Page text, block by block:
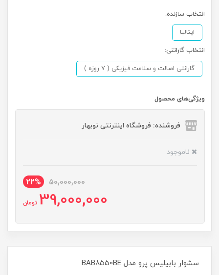
انتخاب سازنده:
ایتالیا
انتخاب گارانتی:
گارانتی اصالت و سلامت فیزیکی ( 7 روزه )
ویژگی‌های محصول
فروشنده: فروشگاه اینترنتی نوبهار
ناموجود
50,000,000
22%
39,000,000 تومان
سشوار بابیلیس پرو مدل BAB8550BE